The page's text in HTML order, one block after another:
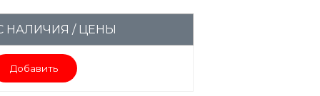
НАЛИЧИЯ / ЦЕНЫ
Добавить